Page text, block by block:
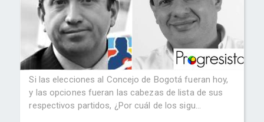
Si las elecciones al Concejo de Bogotá fueran hoy,
y las opciones fueran las cabezas de lista de sus
respectivos partidos, ¿Por cuál de los sigu...